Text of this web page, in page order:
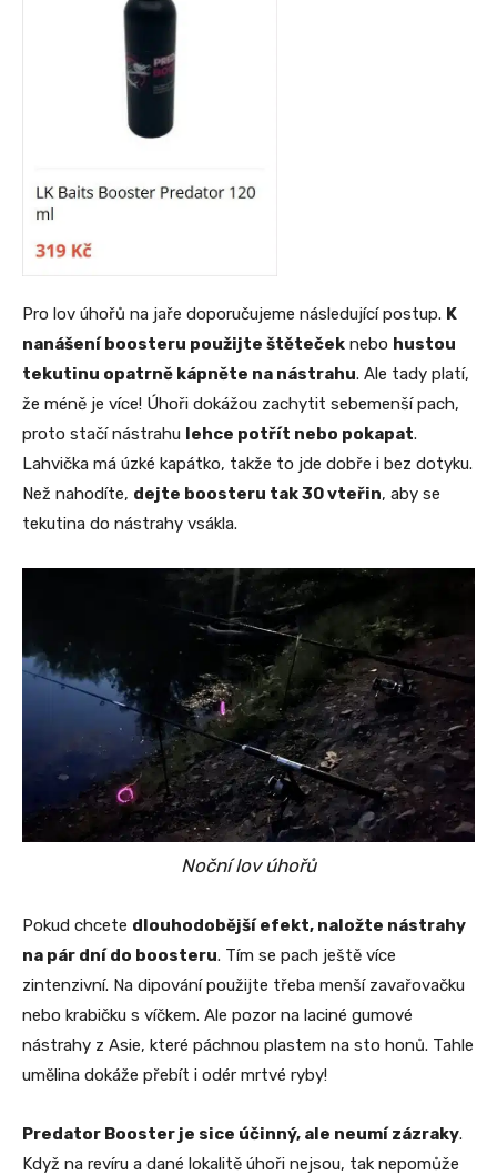
Pro lov úhořů na jaře doporučujeme následující postup. K
nanášení boosteru použijte štěteček nebo hustou
tekutinu opatrně kápněte na nástrahu. Ale tady platí,
že méně je více! Úhoři dokážou zachytit sebemenší pach,
proto stačí nástrahu lehce potřít nebo pokapat.
Lahvička má úzké kapátko, takže to jde dobře i bez dotyku.
Než nahodíte, dejte boosteru tak 30 vteřin, aby se
tekutina do nástrahy vsákla.
Noční lov úhořů
Pokud chcete dlouhodobější efekt, naložte nástrahy
na pár dní do boosteru. Tím se pach ještě více
zintenzivní. Na dipování použijte třeba menší zavařovačku
nebo krabičku s víčkem. Ale pozor na laciné gumové
nástrahy z Asie, které páchnou plastem na sto honů. Tahle
umělina dokáže přebít i odér mrtvé ryby!
Predator Booster je sice účinný, ale neumí zázraky.
Když na revíru a dané lokalitě úhoři nejsou, tak nepomůže